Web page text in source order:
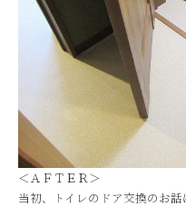
＜ＡＦＴＥＲ＞
当初、トイレのドア交換のお